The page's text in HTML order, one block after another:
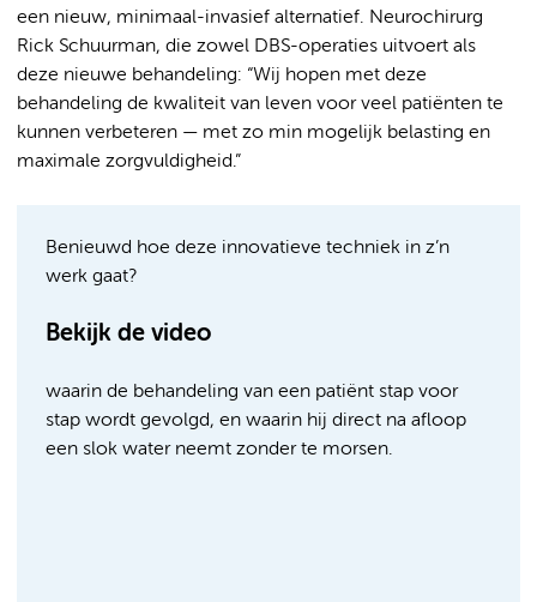
een nieuw, minimaal-invasief alternatief. Neurochirurg
Rick Schuurman, die zowel DBS-operaties uitvoert als
deze nieuwe behandeling: “Wij hopen met deze
behandeling de kwaliteit van leven voor veel patiënten te
kunnen verbeteren — met zo min mogelijk belasting en
maximale zorgvuldigheid.”
Benieuwd hoe deze innovatieve techniek in z’n
werk gaat?
Bekijk de video
waarin de behandeling van een patiënt stap voor
stap wordt gevolgd, en waarin hij direct na afloop
een slok water neemt zonder te morsen.